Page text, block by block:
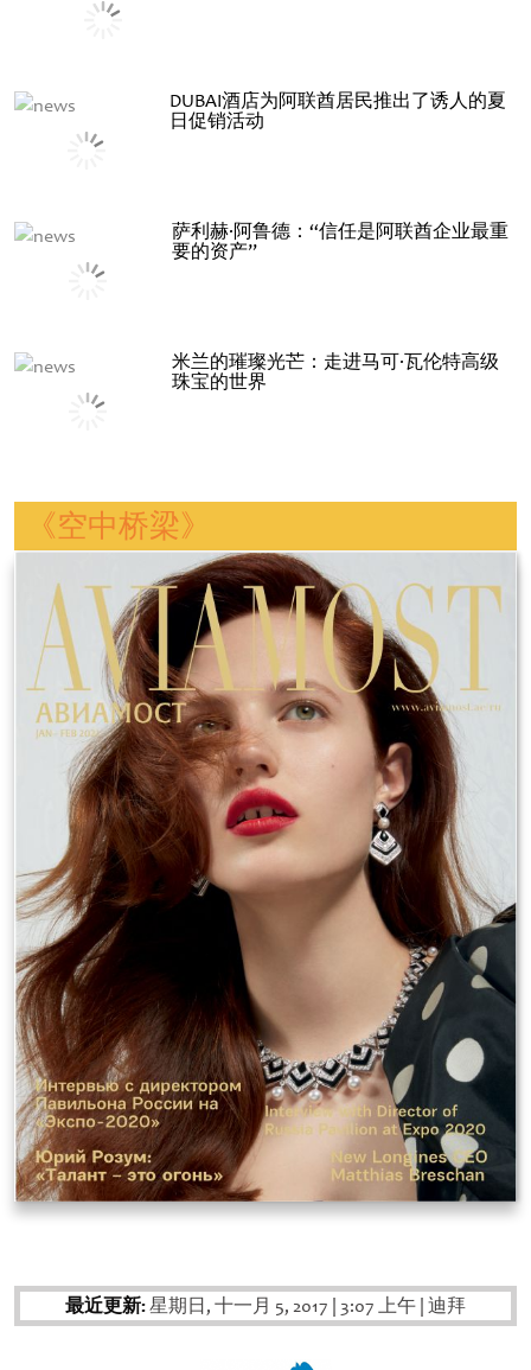
DUBAI酒店为阿联酋居民推出了诱人的夏
日促销活动
萨利赫·阿鲁德：“信任是阿联酋企业最重
要的资产”
米兰的璀璨光芒：走进马可·瓦伦特高级
珠宝的世界
《空中桥梁》
最近更新:星期日, 十一月 5, 2017 3:07 上午 迪拜